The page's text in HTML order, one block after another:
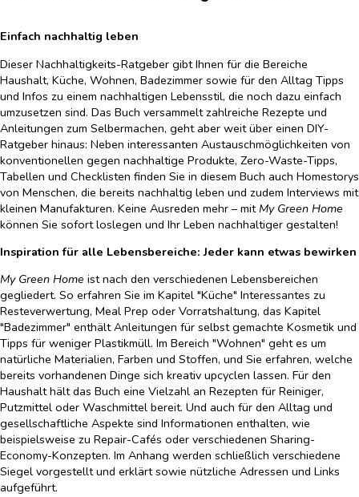
Einfach nachhaltig leben
Dieser Nachhaltigkeits-Ratgeber gibt Ihnen für die Bereiche
Haushalt, Küche, Wohnen, Badezimmer sowie für den Alltag Tipps
und Infos zu einem nachhaltigen Lebensstil, die noch dazu einfach
umzusetzen sind. Das Buch versammelt zahlreiche Rezepte und
Anleitungen zum Selbermachen, geht aber weit über einen DIY-
Ratgeber hinaus: Neben interessanten Austauschmöglichkeiten von
konventionellen gegen nachhaltige Produkte, Zero-Waste-Tipps,
Tabellen und Checklisten finden Sie in diesem Buch auch Homestorys
von Menschen, die bereits nachhaltig leben und zudem Interviews mit
kleinen Manufakturen. Keine Ausreden mehr – mitMy Green Home
können Sie sofort loslegen und Ihr Leben nachhaltiger gestalten!
Inspiration für alle Lebensbereiche: Jeder kann etwas bewirken
My Green Home ist nach den verschiedenen Lebensbereichen
gegliedert. So erfahren Sie im Kapitel "Küche" Interessantes zu
Resteverwertung, Meal Prep oder Vorratshaltung, das Kapitel
"Badezimmer" enthält Anleitungen für selbst gemachte Kosmetik und
Tipps für weniger Plastikmüll. Im Bereich "Wohnen" geht es um
natürliche Materialien, Farben und Stoffen, und Sie erfahren, welche
bereits vorhandenen Dinge sich kreativ upcyclen lassen. Für den
Haushalt hält das Buch eine Vielzahl an Rezepten für Reiniger,
Putzmittel oder Waschmittel bereit. Und auch für den Alltag und
gesellschaftliche Aspekte sind Informationen enthalten, wie
beispielsweise zu Repair-Cafés oder verschiedenen Sharing-
Economy-Konzepten. Im Anhang werden schließlich verschiedene
Siegel vorgestellt und erklärt sowie nützliche Adressen und Links
aufgeführt.